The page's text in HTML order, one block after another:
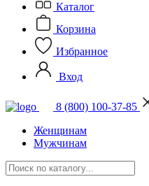
Каталог
Корзина
Избранное
Вход
8 (800) 100-37-85
Женщинам
Мужчинам